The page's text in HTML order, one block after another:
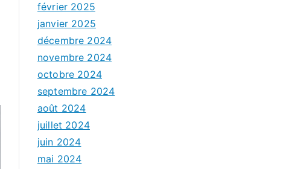
février 2025
janvier 2025
décembre 2024
novembre 2024
octobre 2024
septembre 2024
août 2024
juillet 2024
juin 2024
mai 2024